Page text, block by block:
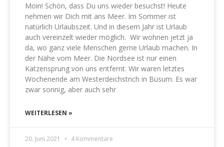
Moin! Schön, dass Du uns wieder besuchst! Heute
nehmen wir Dich mit ans Meer. Im Sommer ist
natürlich Urlaubszeit. Und in diesem Jahr ist Urlaub
auch vereinzelt wieder möglich. Wir wohnen jetzt ja
da, wo ganz viele Menschen gerne Urlaub machen. In
der Nähe vom Meer. Die Nordsee ist nur einen
Katzensprung von uns entfernt. Wir waren letztes
Wochenende am Westerdeichstrich in Büsum. Es war
zwar sonnig, aber auch sehr
WEITERLESEN »
20. Juni 2021 4 Kommentare